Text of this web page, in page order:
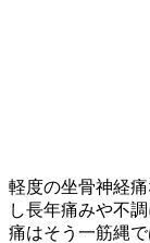
軽度の坐骨神経
し長年痛みや不
痛はそう一筋縄で